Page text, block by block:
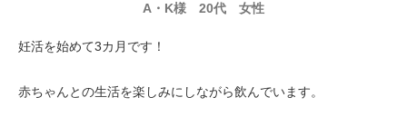
A・K様 20代 女性
妊活を始めて3カ月です！
赤ちゃんとの生活を楽しみにしながら飲んでいます。